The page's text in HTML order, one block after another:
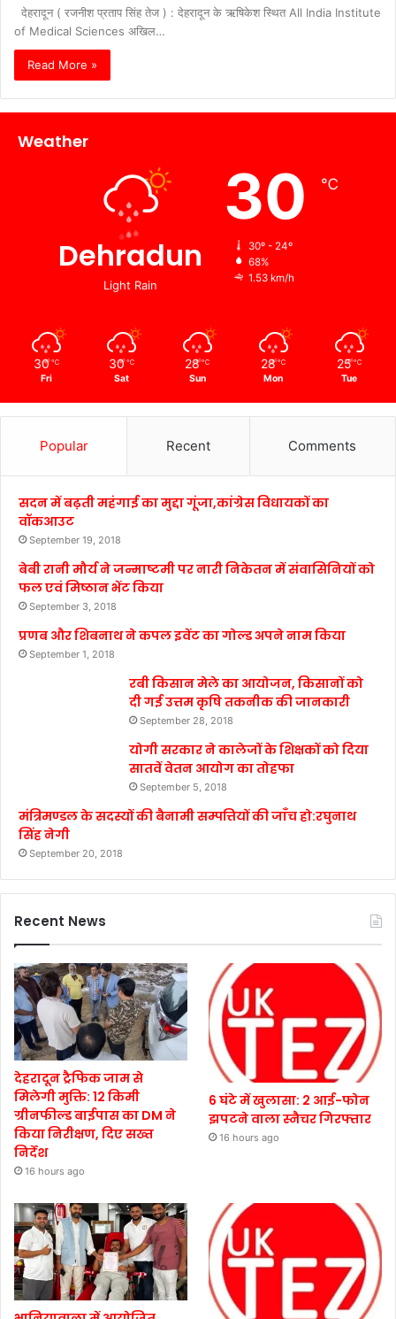
देहरादून ( रजनीश प्रताप सिंह तेज ) : देहरादून के ऋषिकेश स्थित All India Institute
of Medical Sciences अखिल…
Read More »
Weather
Dehradun
Light Rain
30 ℃
30º - 24º
68%
1.53 km/h
30 ℃
Fri
30 ℃
Sat
28 ℃
Sun
28 ℃
Mon
25 ℃
Tue
Popular Recent Comments
सदन में बढ़ती महंगाई का मुद्दा गूंजा,कांग्रेस विधायकों का
वॉकआउट
September 19, 2018
बेबी रानी मौर्य ने जन्माष्टमी पर नारी निकेतन में संवासिनियों को
फल एवं मिष्ठान भेंट किया
September 3, 2018
प्रणब और शिबनाथ ने कपल इवेंट का गोल्ड अपने नाम किया
September 1, 2018
रबी किसान मेले का आयोजन, किसानों को
दी गई उत्तम कृषि तकनीक की जानकारी
September 28, 2018
योगी सरकार ने कालेजों के शिक्षकों को दिया
सातवें वेतन आयोग का तोहफा
September 5, 2018
मंत्रिमण्डल के सदस्यों की बैनामी सम्पत्तियों की जाँच हो:रघुनाथ
सिंह नेगी
September 20, 2018
Recent News
देहरादून ट्रैफिक जाम से
मिलेगी मुक्ति: 12 किमी
ग्रीनफील्ड बाईपास का DM ने
किया निरीक्षण, दिए सख्त
निर्देश
16 hours ago
6 घंटे में खुलासा: 2 आई-फोन
झपटने वाला स्नैचर गिरफ्तार
16 hours ago